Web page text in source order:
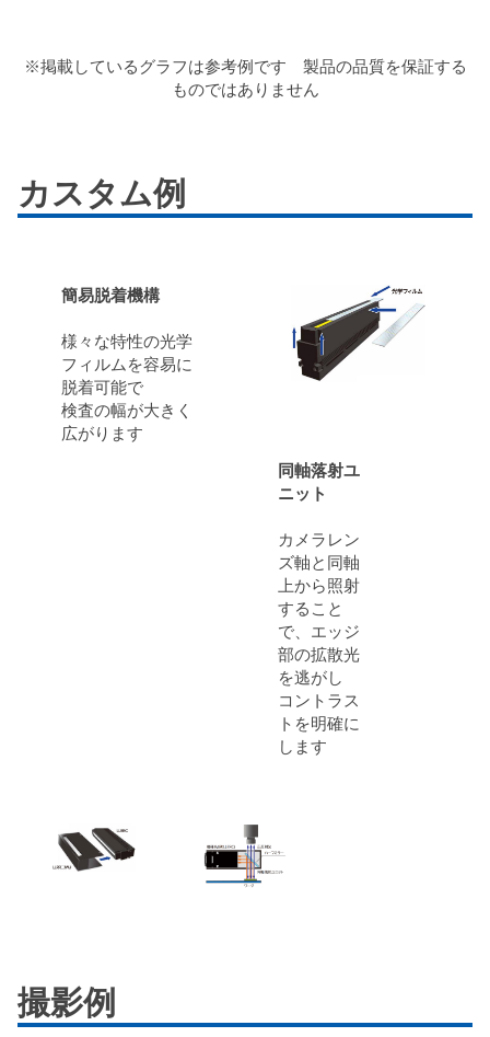
※掲載しているグラフは参考例です 製品の品質を保証する
ものではありません
カスタム例
簡易脱着機構
様々な特性の光学
フィルムを容易に
脱着可能で
検査の幅が大きく
広がります
同軸落射ユ
ニット
カメラレン
ズ軸と同軸
上から照射
すること
で、エッジ
部の拡散光
を逃がし
コントラス
トを明確に
します
撮影例